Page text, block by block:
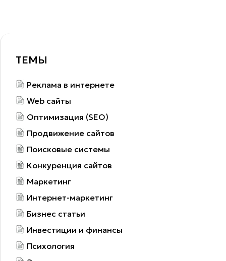
ТЕМЫ
Реклама в интернете
Web сайты
Оптимизация (SEO)
Продвижение сайтов
Поисковые системы
Конкуренция сайтов
Маркетинг
Интернет-маркетинг
Бизнес статьи
Инвестиции и финансы
Психология